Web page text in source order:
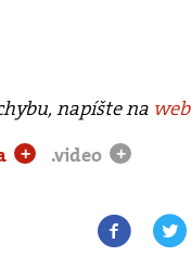
napíšte na
+ .video +